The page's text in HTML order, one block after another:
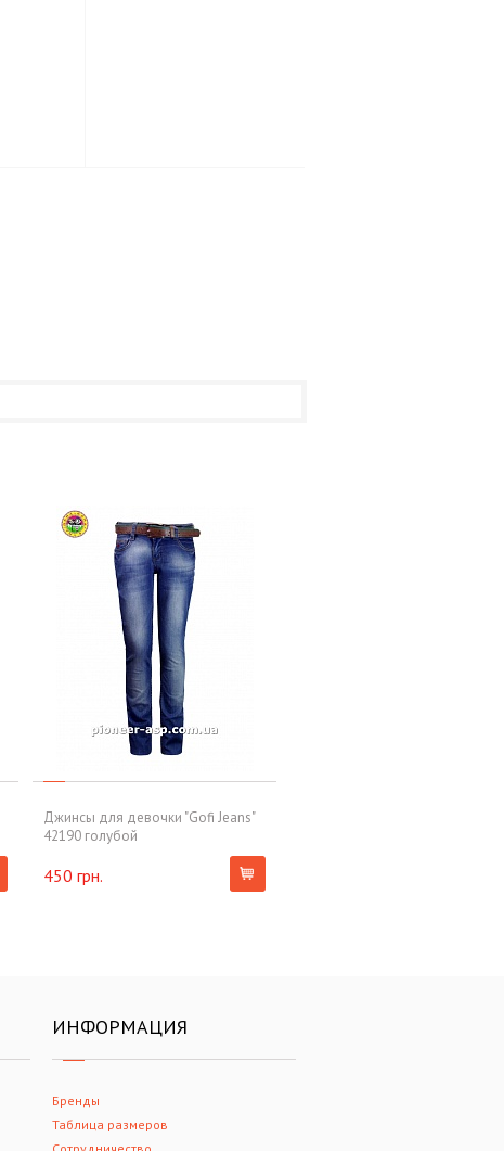
Джинсы для девочки "Gofi Jeans"
42190 голубой
450 грн.
ИНФОРМАЦИЯ
Бренды
Таблица размеров